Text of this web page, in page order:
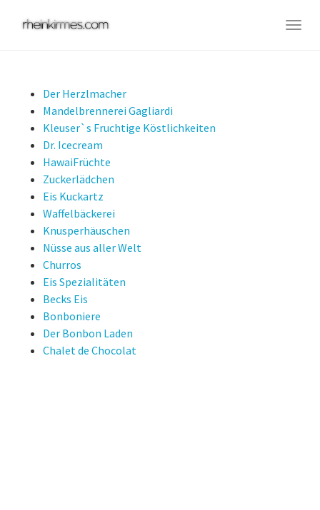
Der Herzlmacher
Mandelbrennerei Gagliardi
Kleuser`s Fruchtige Köstlichkeiten
Dr. Icecream
HawaiFrüchte
Zuckerlädchen
Eis Kuckartz
Waffelbäckerei
Knusperhäuschen
Nüsse aus aller Welt
Churros
Eis Spezialitäten
Becks Eis
Bonboniere
Der Bonbon Laden
Chalet de Chocolat